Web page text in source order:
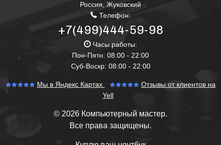
Россия, Жуковский
Телефон:
+7(499)444-59-98
Часы работы:
Пон-Пятн: 08:00 - 22:00
Суб-Воскр: 08:00 - 22:00
Мы в Яндекс Картах
Отзывы от клиентов на
Yell
© 2026 Компьютерный мастер.
Все права защищены.